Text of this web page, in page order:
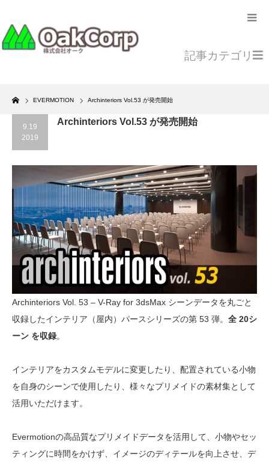
Home
EVERMOTION Archinteriors Vol.53 が発売開始
記事カテゴリ
9.19
2019
Archinteriors Vol.53 が発売開始
Archinteriors Vol. 53 – V-Ray for 3dsMax シーンデータを丸ごと
収録したインテリア（屋内）パースシリーズの第 53 弾。 全 20シ
ーン を収録。
インテリアをカスタムモデルに変更したり、配置されている小物
を自身のシーンで使用したり、様々なプリメイドの素材集として
活用いただけます。
Evermotionの高品質なプリメイドデータを活用して、小物やセッ
ティングに時間をかけず、イメージのディテールを向上させ、デ